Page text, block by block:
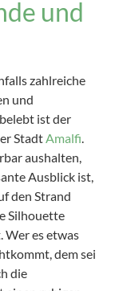
und
zahlreiche
und
ist der
StadtAmalfi.
aushalten,
Ausblick ist,
den Strand
Silhouette
Wer es etwas
dem sei
die